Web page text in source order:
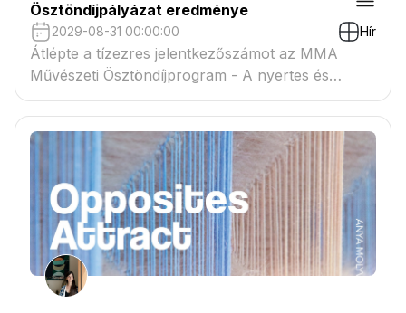
Ösztöndíjpályázat eredménye
2029-08-31 00:00:00 Hír
Átlépte a tízezres jelentkezőszámot az MMA
Művészeti Ösztöndíjprogram - A nyertes és
tartaléklistás pályázók névsora megtekinthető a
csatolmányban